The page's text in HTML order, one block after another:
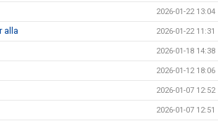
2026-01-22 13:04
alla 2026-01-22 11:31
2026-01-18 14:38
2026-01-12 18:06
2026-01-07 12:52
2026-01-07 12:51